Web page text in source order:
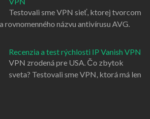
Testovali sme VPN sieť, ktorej tvorcom
rovnomenného názvu antivírusu AVG.
Recenzia a test rýchlosti IP Vanish VPN
VPN zrodená pre USA. Čo zbytok
sveta? Testovali sme VPN, ktorá má len